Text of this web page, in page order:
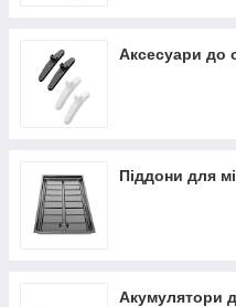
Аксесуари до
Піддони для
Акумулятори